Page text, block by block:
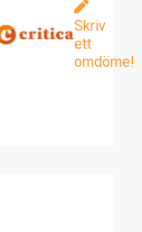
Skriv
ett
omdöme!